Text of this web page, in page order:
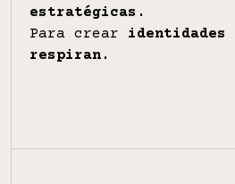
estratégicas .
Para crear identidades
respiran .